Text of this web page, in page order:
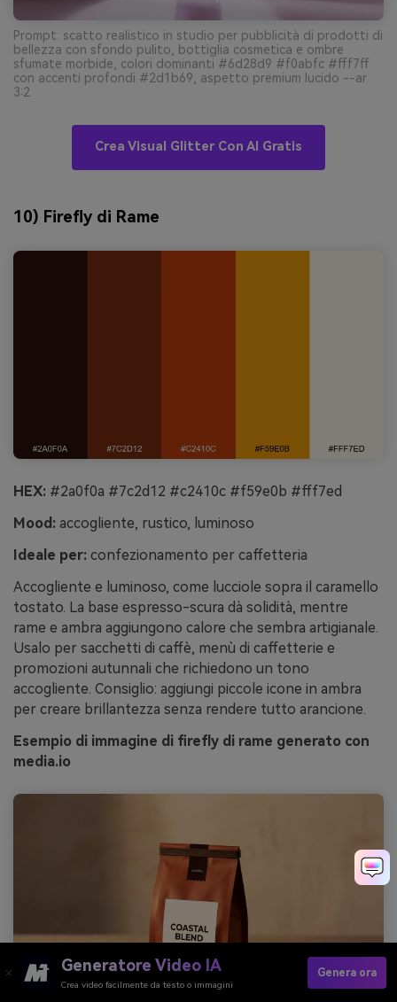
Prompt: scatto realistico in studio per pubblicità di prodotti di
bellezza con sfondo pulito, bottiglia cosmetica e ombre
sfumate morbide, colori dominanti #6d28d9 #f0abfc #fff7ff
con accenti profondi #2d1b69, aspetto premium lucido --ar
3:2
Crea Visual Glitter Con AI Gratis
10) Firefly di Rame
HEX: #2a0f0a #7c2d12 #c2410c #f59e0b #fff7ed
Mood: accogliente, rustico, luminoso
Ideale per: confezionamento per caffetteria
Accogliente e luminoso, come lucciole sopra il caramello
tostato. La base espresso-scura dà solidità, mentre
rame e ambra aggiungono calore che sembra artigianale.
Usalo per sacchetti di caffè, menù di caffetterie e
promozioni autunnali che richiedono un tono
accogliente. Consiglio: aggiungi piccole icone in ambra
per creare brillantezza senza rendere tutto arancione.
Esempio di immagine di firefly di rame generato con
media.io
Generatore Video IA
Crea video facilmente da testo o immagini
Genera ora